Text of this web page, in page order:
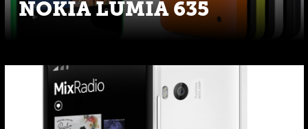
NOKIA LUMIA 635